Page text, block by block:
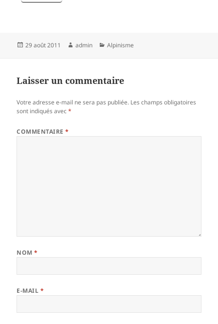
Publié
29 août 2011 Auteur
admin Catégories
Alpinisme
Laisser un commentaire
Votre adresse e-mail ne sera pas publiée. Les champs obligatoires
sont indiqués avec*
COMMENTAIRE*
NOM*
E-MAIL *